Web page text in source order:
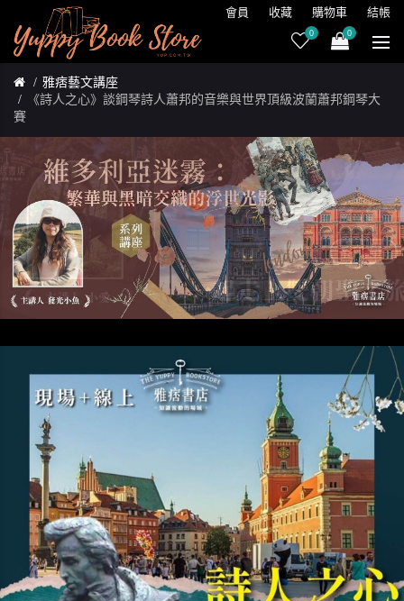
會員 收藏 購物車 結帳
0 0
雅痞藝文講座
《詩人之心》談鋼琴詩人蕭邦的音樂與世界頂級波蘭蕭邦鋼琴大
賽